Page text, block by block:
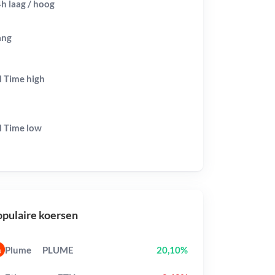
laag / hoog
Time high
Time low
koersen
Plume PLUME 20,10%